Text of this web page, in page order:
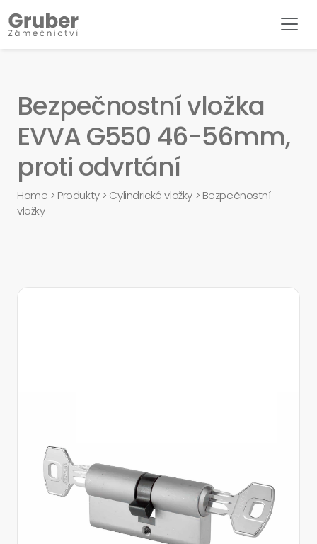
Bezpečnostní vložka
EVVA G550 46-56mm,
proti odvrtání
Home > Produkty> Cylindrické vložky> Bezpečnostní
vložky